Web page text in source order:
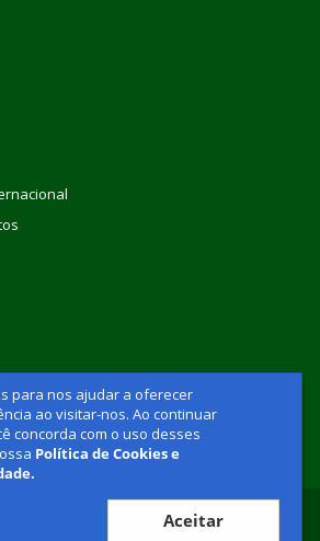
para nos ajudar a oferecer
ao visitar-nos. Ao continuar
concorda com o uso desses
Política de Cookies e
Aceitar